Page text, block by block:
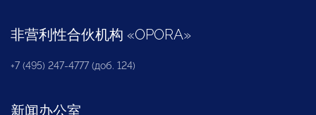
非营利性合伙机构 «OPORA»
+7 (495) 247-4777 (доб. 124)
新闻办公室